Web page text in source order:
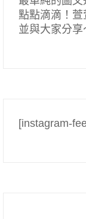
點點滴滴！
並與大家分享
[instagram-